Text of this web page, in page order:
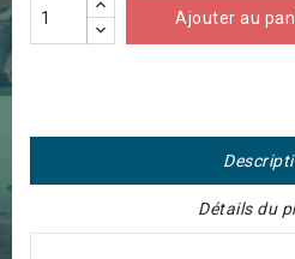
Ajouter au
Détails du